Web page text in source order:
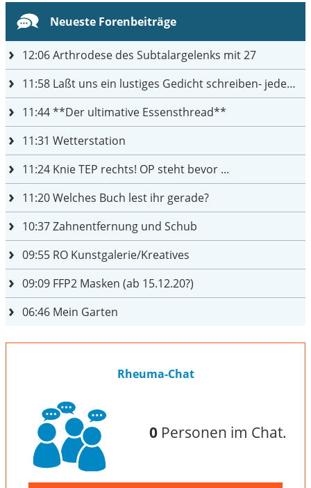
Neueste Forenbeiträge
12:06Arthrodese des Subtalargelenks mit 27
11:58 Laßt uns ein lustiges Gedicht schreiben- jeder einen Satz
11:44**Der ultimative Essensthread**
11:31 Wetterstation
11:24 Knie TEP rechts! OP steht bevor ...
11:20Welches Buch lest ihr gerade?
10:37Zahnentfernung und Schub
09:55 RO Kunstgalerie/Kreatives
09:09 FFP2 Masken (ab 15.12.20?)
06:46 Mein Garten
Rheuma-Chat
0Personen im Chat.